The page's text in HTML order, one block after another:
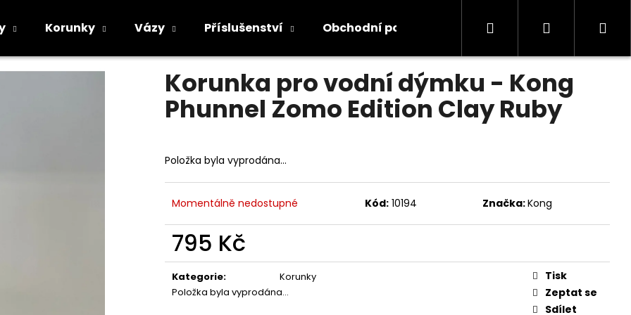
Korunky Vázy Příslušenství Obchodní podmínky Kontakty Informace
Hledat Přihlášení
hodnocení
produktu
je
0,0
Korunka pro vodní dýmku - Kong
Phunnel Zomo Edition Clay Ruby
Položka byla vyprodána…
Momentálně nedostupné Kód: 10194 Značka:Kong
795 Kč
Měrná
cena:
Kategorie:
Korunky
Položka byla vyprodána…
Tisk
Zeptat se
Sdílet
Co potřebujete najít?